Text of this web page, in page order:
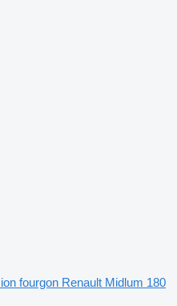
fourgon Renault Midlum 180